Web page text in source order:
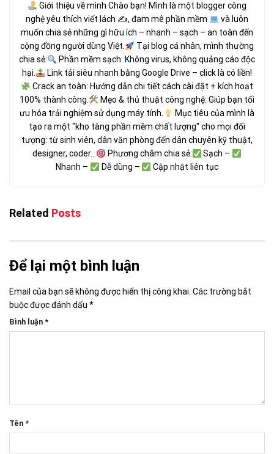
Giới thiệu về mình Chào bạn! Mình là một blogger công
nghệ yêu thích viết lách ✍, đam mê phần mềm
và luôn
muốn chia sẻ những gì hữu ích – nhanh – sạch – an toàn đến
cộng đồng người dùng Việt.
Tại blog cá nhân, mình thường
chia sẻ:
Phần mềm sạch: Không virus, không quảng cáo độc
hại.
Link tải siêu nhanh bằng Google Drive – click là có liền!
Crack an toàn: Hướng dẫn chi tiết cách cài đặt + kích hoạt
100% thành công.
Mẹo & thủ thuật công nghệ: Giúp bạn tối
ưu hóa trải nghiệm sử dụng máy tính.
Mục tiêu của mình là
tạo ra một "kho tàng phần mềm chất lượng" cho mọi đối
tượng: từ sinh viên, dân văn phòng đến dân chuyên kỹ thuật,
designer, coder...
Phương châm chia sẻ:
Sạch –
Nhanh –
Dễ dùng – Cập nhật liên tục
Related Posts
Để lại một bình luận
Email của bạn sẽ không được hiển thị công khai. Các trường bắt
buộc được đánh dấu *
Bình luận *
Tên *